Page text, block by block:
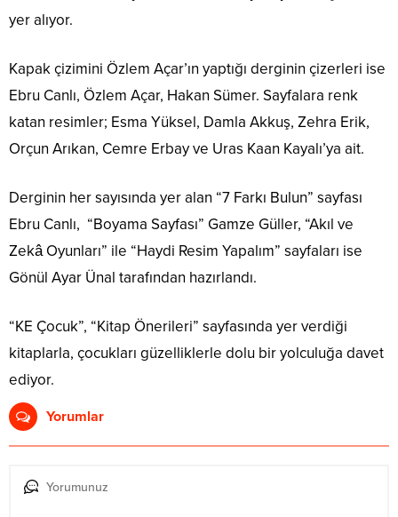
yer alıyor.
Kapak çizimini Özlem Açar’ın yaptığı derginin çizerleri ise
Ebru Canlı, Özlem Açar, Hakan Sümer. Sayfalara renk
katan resimler; Esma Yüksel, Damla Akkuş, Zehra Erik,
Orçun Arıkan, Cemre Erbay ve Uras Kaan Kayalı’ya ait.
Derginin her sayısında yer alan “7 Farkı Bulun” sayfası
Ebru Canlı, “Boyama Sayfası” Gamze Güller, “Akıl ve
Zekâ Oyunları” ile “Haydi Resim Yapalım” sayfaları ise
Gönül Ayar Ünal tarafından hazırlandı.
“KE Çocuk”, “Kitap Önerileri” sayfasında yer verdiği
kitaplarla, çocukları güzelliklerle dolu bir yolculuğa davet
ediyor.
Yorumlar